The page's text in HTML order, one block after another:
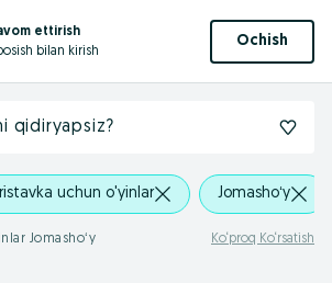
ettirish
bilan kirish
Ochish
qidiryapsiz?
uchun o'yinlar Jomashoʻy
Jomashoʻy Ko‘proq Ko‘rsatish